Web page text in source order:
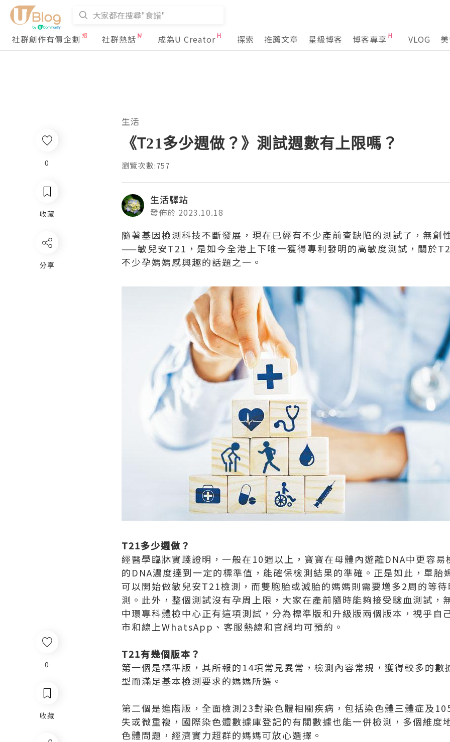
社群創作有價企劃 社群熱話 成為U Creator 探索 推薦文章 星級博客 博客專享 VLOG
0
收藏
生活
《T21多少週做？》測試週數有上限嗎？
瀏覽次數:757
生活驛站
發佈於 2023.10.18
隨著基因檢測科技不斷發展，現在已經有不少產前查缺陷的測試了，無創
——敏兒安T21，是如今全港上下唯一獲得專利發明的高敏度測試，關於
不少孕媽媽感興趣的話題之一。
T21多少週做？
經醫學臨牀實踐證明，一般在10週以上，寶寶在母體內遊離DNA中更容
的DNA濃度達到一定的標準值，能確保檢測結果的準確。正是如此，單胎
可以開始做敏兒安T21檢測，而雙胞胎或減胎的媽媽則需要增多2周的等
測。此外，整個測試沒有孕周上限，大家在產前隨時能夠接受驗血測試，
中環專科體檢中心正有這項測試，分為標準版和升級版兩個版本，視乎自
市和線上WhatsApp、客服熱線和官網均可預約。
T21有幾個版本？
第一個是標準版，其所報的14項常見異常，檢測內容常規，獲得較多的數
型而滿足基本檢測要求的媽媽所選。
第二個是進階版，全面檢測23對染色體相關疾病，包括染色體三體症及
失或微重複，國際染色體數據庫登記的有關數據也能一併檢測，多個維度
色體問題，經濟實力超群的媽媽可放心選擇。
0
收藏
分享